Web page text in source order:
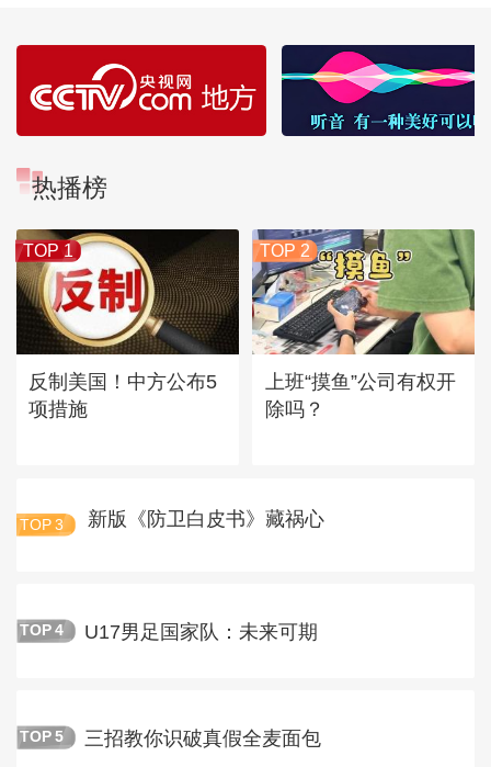
热播榜
TOP 1
反制美国！中方公布5
项措施
TOP 2
上班“摸鱼”公司有权开
除吗？
TOP 3 新版《防卫白皮书》藏祸心
TOP 4 U17男足国家队：未来可期
TOP 5 三招教你识破真假全麦面包